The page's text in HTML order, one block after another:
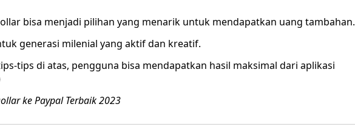
bisa menjadi pilihan yang menarik untuk mendapatkan uang tambahan.
generasi milenial yang aktif dan kreatif.
tips di atas, pengguna bisa mendapatkan hasil maksimal dari aplikasi
ke Paypal Terbaik 2023